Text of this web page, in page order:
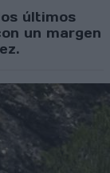
últimos
un margen